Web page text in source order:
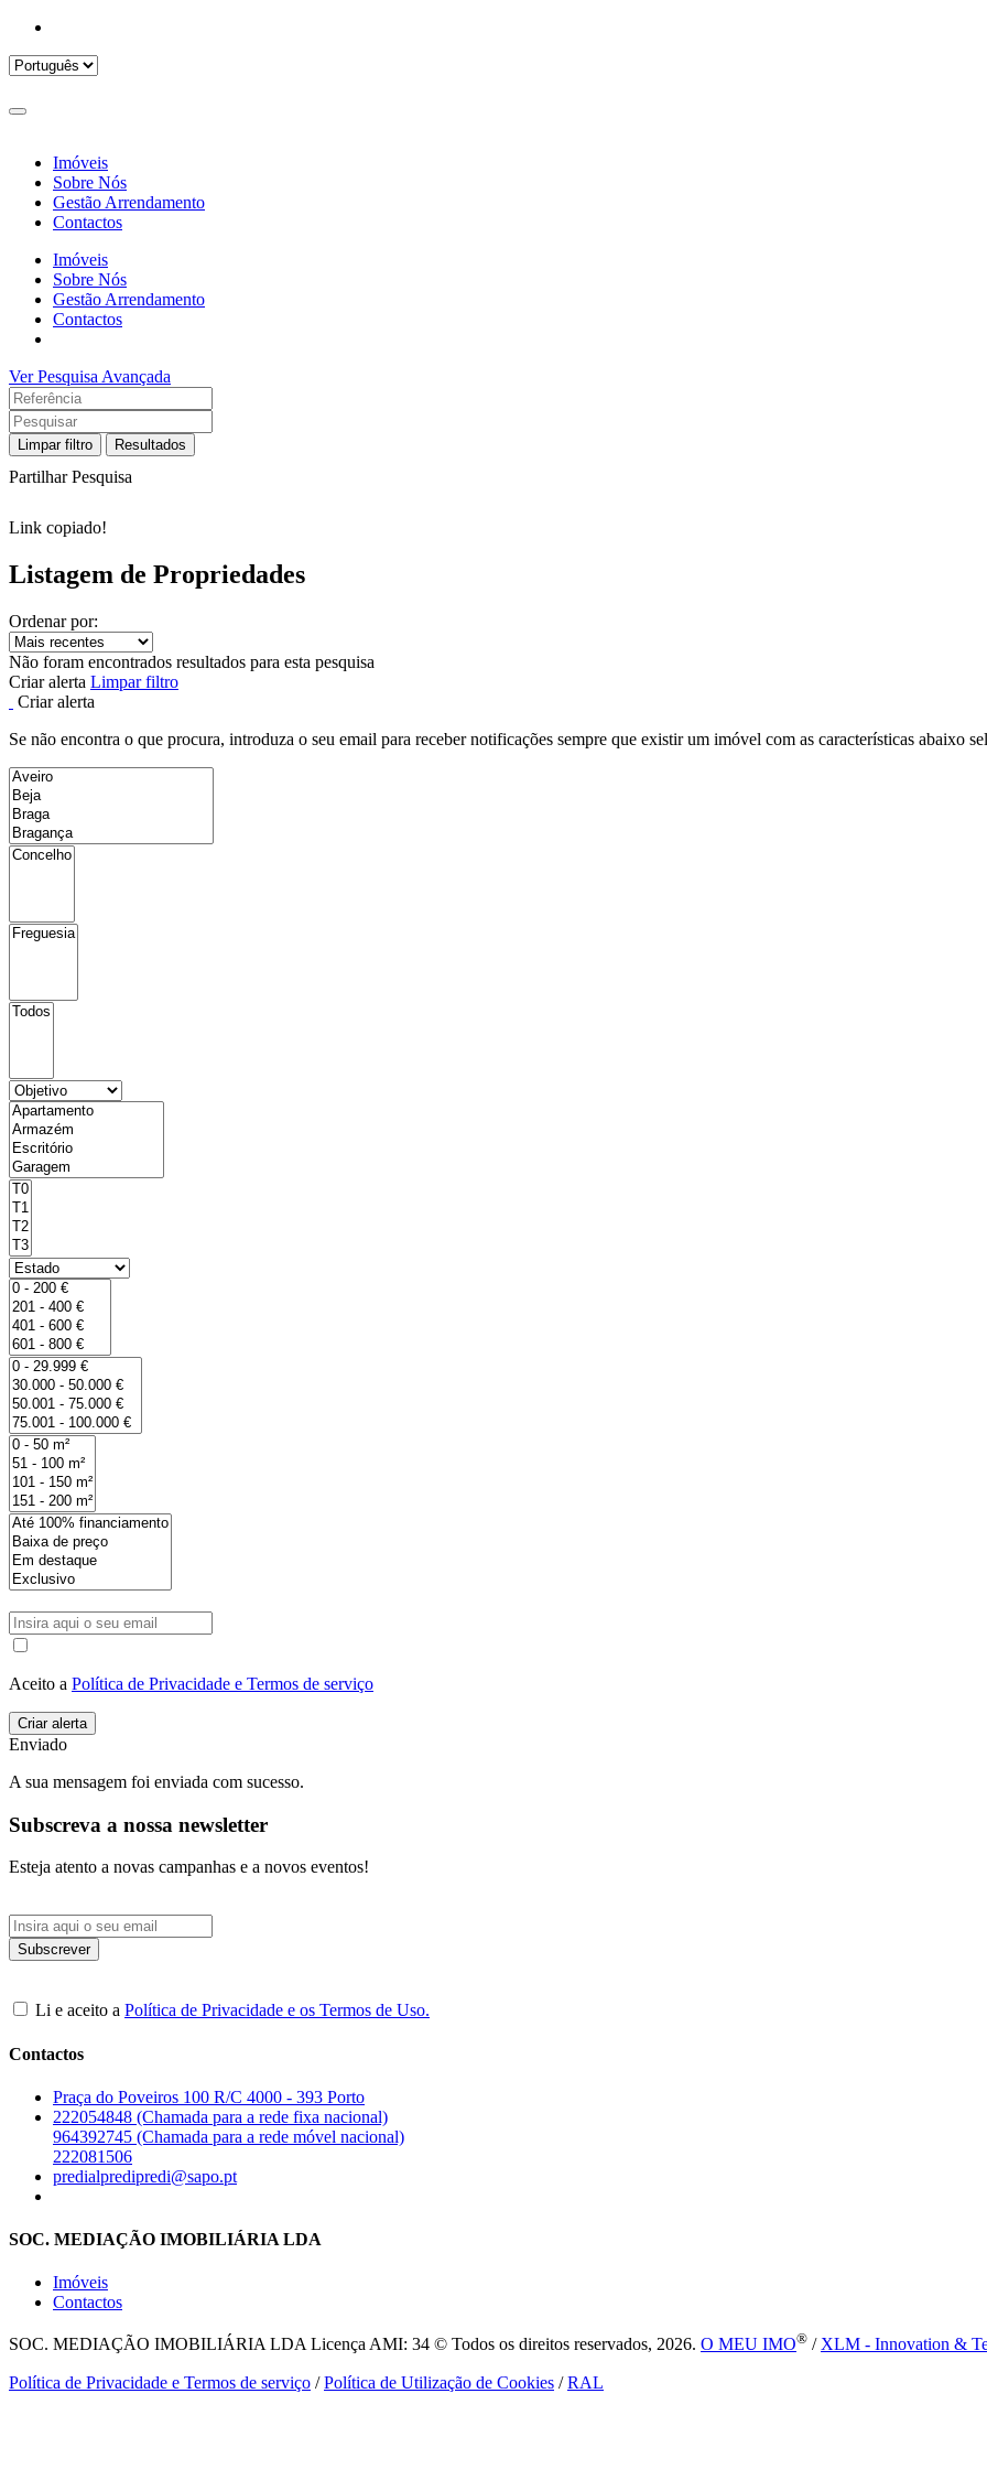
Imóveis
Sobre Nós
Gestão Arrendamento
Contactos
Imóveis
Sobre Nós
Gestão Arrendamento
Contactos
Ver Pesquisa Avançada
Limpar filtro Resultados
Partilhar Pesquisa
Link copiado!
Listagem de Propriedades
Ordenar por:
Não foram encontrados resultados para esta pesquisa
Criar alerta Limpar filtro
Criar alerta
Se não encontra o que procura, introduza o seu email para receber notificações sempre que existir um imóvel com as características abaixo
Aceito a Política de Privacidade e Termos de serviço
Enviado
A sua mensagem foi enviada com sucesso.
Subscreva a nossa newsletter
Esteja atento a novas campanhas e a novos eventos!
Li e aceito a Política de Privacidade e os Termos de Uso.
Contactos
Praça do Poveiros 100 R/C 4000 - 393 Porto
222054848 (Chamada para a rede fixa nacional)
964392745 (Chamada para a rede móvel nacional)
222081506
predialpredipredi@sapo.pt
SOC. MEDIAÇÃO IMOBILIÁRIA LDA
Imóveis
Contactos
SOC. MEDIAÇÃO IMOBILIÁRIA LDALicença AMI: 34 © Todos os direitos reservados, 2026. O MEU IMO® /XLM - Innovation &
Política de Privacidade e Termos de serviço /Política de Utilização de Cookies /RAL